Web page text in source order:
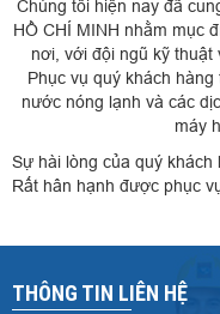
Chúng tôi hiện nay đã
HỒ CHÍ MINH nhằm mục
nơi, với đội ngũ kỹ thuật
Phục vụ quý khách
nước nóng lạnh và các
máy
Sự hài lòng của quý
Rất hân hạnh được phục
THÔNG TIN LIÊN HỆ